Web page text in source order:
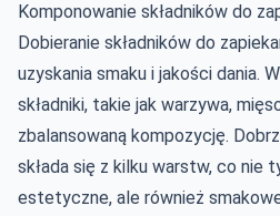
Komponowanie składników do
Dobieranie składników do
uzyskania smaku i jakości dania.
składniki, takie jak warzywa,
zbalansowaną kompozycję.
składa się z kilku warstw, co nie
estetyczne, ale również